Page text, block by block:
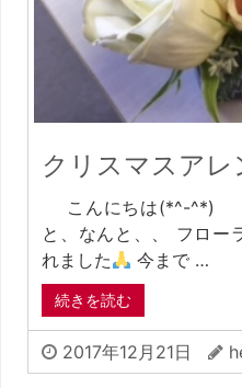
クリスマスアレ
こんにちは(*^-^*)
と、なんと、、 フロー
れました
今まで …
続きを読む
2017年12月21日